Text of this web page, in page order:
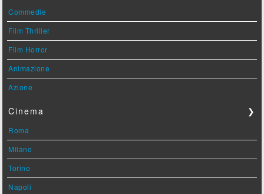
Commedie
Film Thriller
Film Horror
Animazione
Azione
Cinema ❯
Roma
Milano
Torino
Napoli